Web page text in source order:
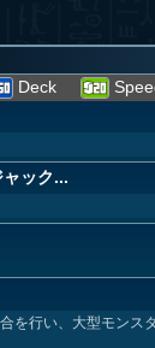
Deck
ック...
を行い、大型モンス